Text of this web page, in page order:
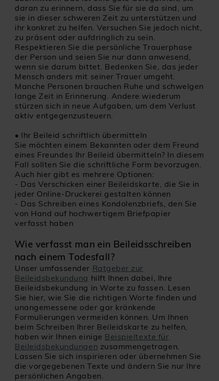
daran zu erinnern, dass Sie für sie da sind, um
sie in dieser schweren Zeit zu unterstützen und
ihr konkret zu helfen. Versuchen Sie jedoch nicht,
zu präsent oder aufdringlich zu sein.
Respektieren Sie die persönliche Trauerphase
der Person und seien Sie nur dann anwesend,
wenn sie darum bittet. Bedenken Sie, das jeder
Mensch anders mit seiner Trauer umgeht.
Manche Personen brauchen Ruhe und schwelgen
lange Zeit in Erinnerung. Andere wiederum
stürzen sich in neue Aufgaben, um dem Verlust
aktiv entgegenzusteuern.
• Ihr Beileid schriftlich übermitteln
Sie möchten einem Bekannten oder dem Freund
eines Freundes Ihr Beileid übermitteln? In diesem
Fall sollten Sie die schriftliche Form bevorzugen.
Auch hier gibt es mehrere Optionen:
- Das Verschicken einer Beileidskarte, die Sie in
jeder Online-Druckerei gestalten können
- Das Schreiben eines Kondolenzbriefs, den Sie
von Hand auf hochwertigem Briefpapier
verfasst haben
Wie verfasst man ein Beileidsschreiben
nach einem Todesfall?
Unser umfassender Ratgeber zur
Beileidsbekundung hilft Ihnen dabei, Ihre
Beileidsbekundung in Worte zu fassen. Lesen
Sie hier, wie Sie die richtigen Worte finden und
unangemessene oder gar kränkende
Formulierungen vermeiden können. Um Ihnen
beim Schreiben Ihrer Beileidskarte zu helfen,
haben wir Ihnen einige Beispieltexte für
Beileidsbekundungen zusammengetragen.
Lassen Sie sich inspirieren oder übernehmen Sie
die vorgegebenen Texte und ändern Sie nur Ihre
persönlichen Angaben.